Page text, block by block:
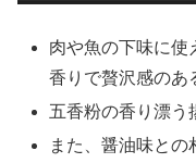
肉や魚の下味に使
香りで贅沢感のあ
五香粉の香り漂う
また、醤油味との